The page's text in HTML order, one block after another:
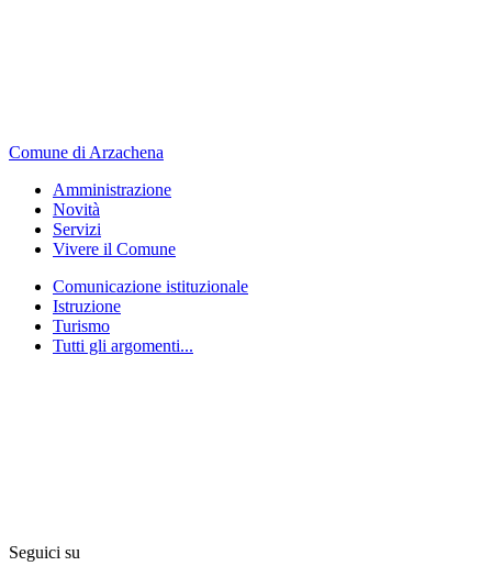
Comune di Arzachena
Amministrazione
Novità
Servizi
Vivere il Comune
Comunicazione istituzionale
Istruzione
Turismo
Tutti gli argomenti...
Seguici su